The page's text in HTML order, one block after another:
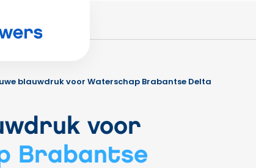
blauwdruk voor Waterschap Brabantse Delta
voor
Brabantse